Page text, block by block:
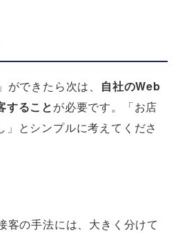
ができたら次は、 自社のWeb
することが必要です。「お店
」とシンプルに考えてくださ
客の手法には、大きく分けて